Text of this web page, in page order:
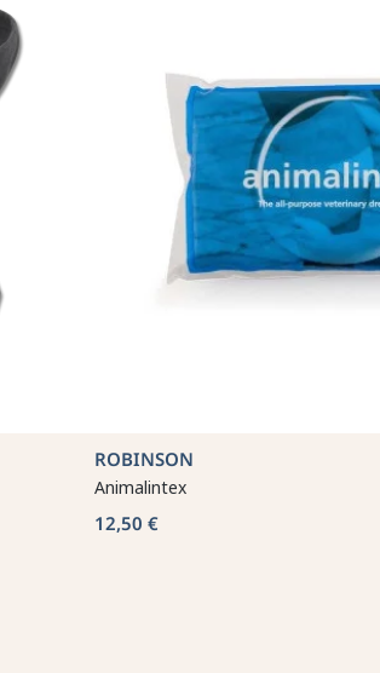
ROBINSON
Animalintex
12,50 €